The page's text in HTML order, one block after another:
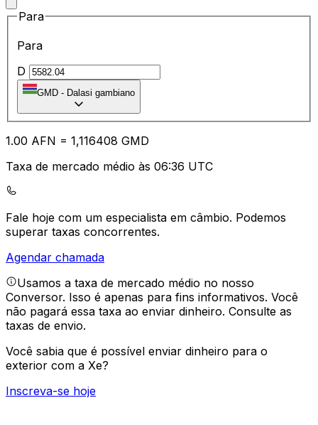
Para
Para
D
GMD - Dalasi gambiano
1.00 AFN = 1,116408 GMD
Taxa de mercado médio às 06:36 UTC
Fale hoje com um especialista em câmbio. Podemos
superar taxas concorrentes.
Agendar chamada
Usamos a taxa de mercado médio no nosso
Conversor. Isso é apenas para fins informativos. Você
não pagará essa taxa ao enviar dinheiro. Consulte as
taxas de envio.
Você sabia que é possível enviar dinheiro para o
exterior com a Xe?
Inscreva-se hoje